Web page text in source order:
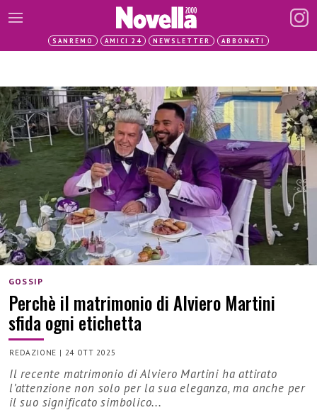
SANREMO AMICI 24 NEWSLETTER ABBONATI
GOSSIP
Perchè il matrimonio di Alviero Martini
sfida ogni etichetta
REDAZIONE | 24 OTT 2025
Il recente matrimonio di Alviero Martini ha attirato
l’attenzione non solo per la sua eleganza, ma anche per
il suo significato simbolico...